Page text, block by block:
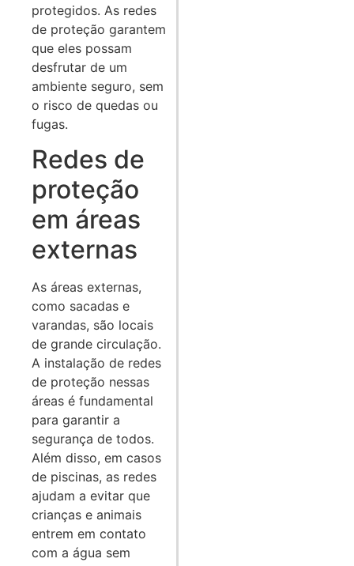
protegidos. As redes
de proteção garantem
que eles possam
desfrutar de um
ambiente seguro, sem
o risco de quedas ou
fugas.
Redes de
proteção
em áreas
externas
As áreas externas,
como sacadas e
varandas, são locais
de grande circulação.
A instalação de redes
de proteção nessas
áreas é fundamental
para garantir a
segurança de todos.
Além disso, em casos
de piscinas, as redes
ajudam a evitar que
crianças e animais
entrem em contato
com a água sem